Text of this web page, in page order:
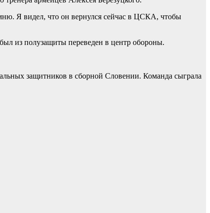
Я видел, что он вернулся сейчас в ЦСКА, чтобы
из полузащиты переведен в центр обороны.
защитников в сборной Словении. Команда сыграла